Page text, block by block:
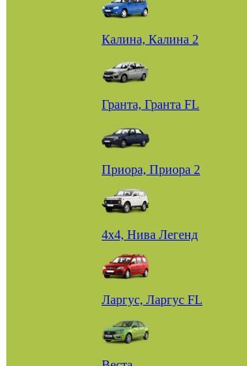
Калина, Калина 2
Гранта, Гранта FL
Приора, Приора 2
4х4, Нива Легенд
Ларгус, Ларгус FL